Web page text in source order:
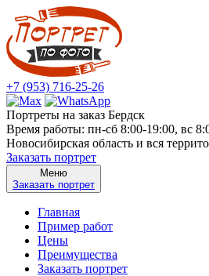
+7 (953) 716-25-26
Портреты на заказ Бердск
Время работы: пн-сб 8:00-19:00, вс
Новосибирская область и вся
Заказать портрет
Меню
Заказать портрет
Главная
Пример работ
Цены
Преимущества
Заказать портрет